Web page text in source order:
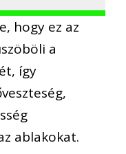
hogy ez az
a
így
ablakokat.